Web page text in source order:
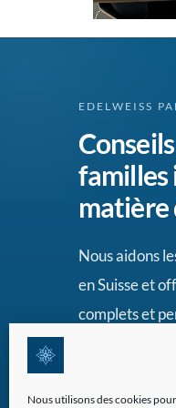
Nous utilisons des cookies
EDELWEISS
familles
matière
Nous aidons
en Suisse et
complets et